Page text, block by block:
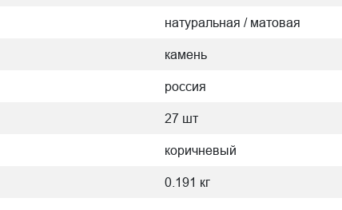
натуральная / матовая
камень
россия
27 шт
коричневый
0.191 кг